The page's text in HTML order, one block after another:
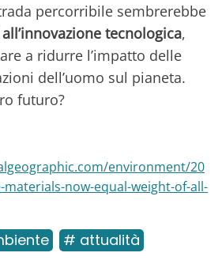
percorribile sembrerebbe
tecnologica,
a ridurre l’impatto delle
dell’uomo sul pianeta.
futuro?
environment/20
now-equal-weight-of-all-
# attualità